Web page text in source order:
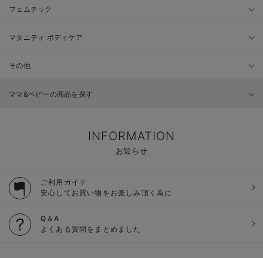
フェムテック
マタニティ ボディケア
その他
ママ&ベビーの商品を探す
INFORMATION
お知らせ
ご利用ガイド
安心してお買い物をお楽しみ頂く為に
Q＆A
よくある質問をまとめました